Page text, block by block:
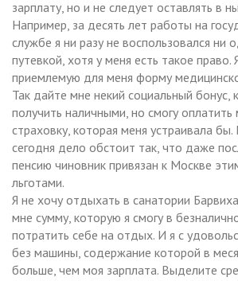
зарплату, но и не следует оставлять в
Например, за десять лет работы на
службе я ни разу не воспользовался ни
путевкой, хотя у меня есть такое право.
приемлемую для меня форму
Так дайте мне некий социальный бонус,
получить наличными, но смогу
страховку, которая меня устраивала
сегодня дело обстоит так, что даже
пенсию чиновник привязан к Москве
льготами.
Я не хочу отдыхать в санатории
мне сумму, которую я смогу в
потратить себе на отдых. И я с
без машины, содержание которой в
больше, чем моя зарплата. Выделите